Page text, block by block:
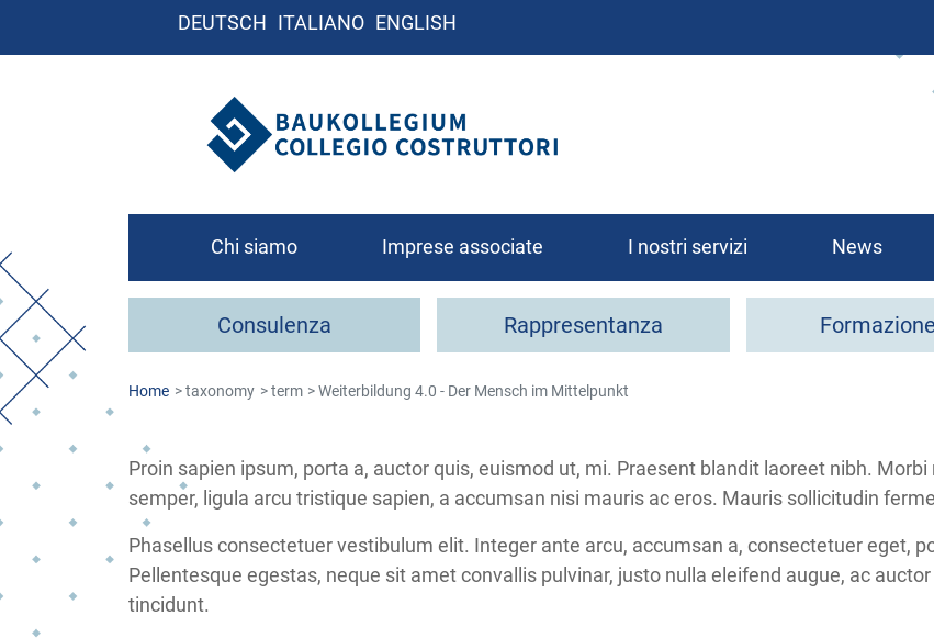
DEUTSCH ITALIANO ENGLISH
Chi siamo
Chi siamo
Contatto
Imprese associate I nostri servizi News
Consulenza Rappresentanza
Home taxonomy term Weiterbildung 4.0 - Der Mensch im Mittelpunkt
Proin sapien ipsum, porta a, auctor quis, euismod ut, mi. Praesent blandit laoreet nibh.
semper, ligula arcu tristique sapien, a accumsan nisi mauris ac eros. Mauris sollicitudin
Phasellus consectetuer vestibulum elit. Integer ante arcu, accumsan a, consectetuer eget,
Pellentesque egestas, neque sit amet convallis pulvinar, justo nulla eleifend augue, ac
tincidunt.